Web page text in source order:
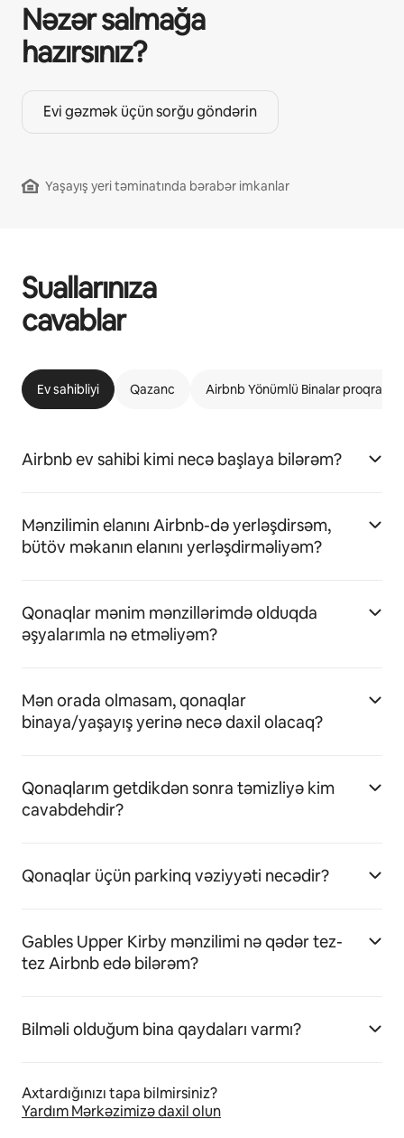
Nəzər salmağa
hazırsınız?
Evi gəzmək üçün sorğu göndərin
Yaşayış yeri təminatında bərabər imkanlar
Suallarınıza
cavablar
Ev sahibliyi Qazanc Airbnb Yönümlü Binalar proqramı
Airbnb ev sahibi kimi necə başlaya bilərəm?
Mənzilimin elanını Airbnb-də yerləşdirsəm,
bütöv məkanın elanını yerləşdirməliyəm?
Qonaqlar mənim mənzillərimdə olduqda
əşyalarımla nə etməliyəm?
Mən orada olmasam, qonaqlar
binaya/yaşayış yerinə necə daxil olacaq?
Qonaqlarım getdikdən sonra təmizliyə kim
cavabdehdir?
Qonaqlar üçün parkinq vəziyyəti necədir?
Gables Upper Kirby mənzilimi nə qədər tez-
tez Airbnb edə bilərəm?
Bilməli olduğum bina qaydaları varmı?
Axtardığınızı tapa bilmirsiniz?
Yardım Mərkəzimizə daxil olun